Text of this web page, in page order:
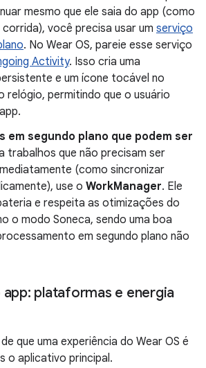
mesmo que ele saia do app (como
você precisa usar um serviço
. No Wear OS, pareie esse serviço
Activity. Isso cria uma
e um ícone tocável no
relógio, permitindo que o usuário
em segundo plano que podem ser
trabalhos que não precisam ser
(como sincronizar
use o WorkManager. Ele
e respeita as otimizações do
o modo Soneca, sendo uma boa
em segundo plano não
app: plataformas e energia
que uma experiência do Wear OS é
o aplicativo principal.